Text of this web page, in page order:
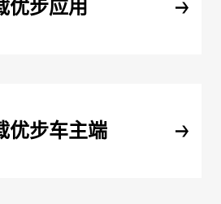
优步应用
优步车主端